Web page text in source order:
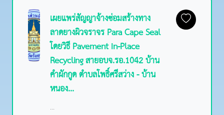
เผยแพร่สัญญาจ้างซ่อมสร้างทาง
ลาดยางผิวจราจร Para Cape Seal
โดยวิธี Pavement In-Place
Recycling สายอบจ.รอ.1042 บ้าน
คำผักกูด ตำบลโพธิ์ศรีสว่าง - บ้าน
หนอง...
...